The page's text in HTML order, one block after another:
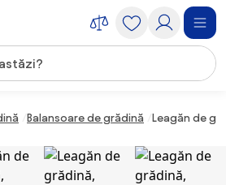
Balansoare de grădină Leagăn de